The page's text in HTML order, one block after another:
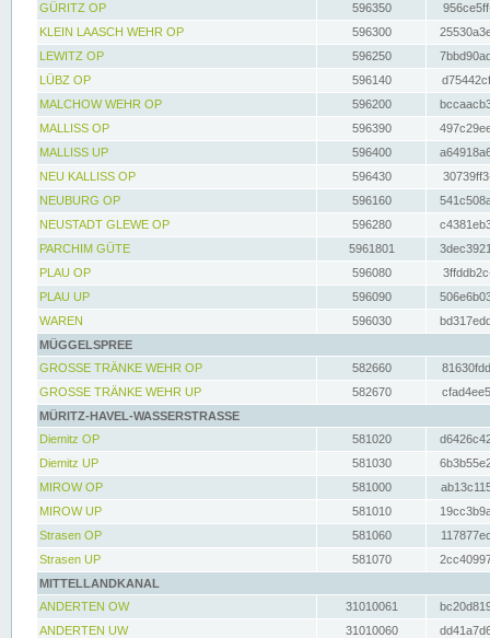
GÜRITZ OP
596350
KLEIN LAASCH WEHR OP
596300
LEWITZ OP
596250
LÜBZ OP
596140
MALCHOW WEHR OP
596200
MALLISS OP
596390
MALLISS UP
596400
NEU KALLISS OP
596430
NEUBURG OP
596160
NEUSTADT GLEWE OP
596280
PARCHIM GÜTE
5961801
PLAU OP
596080
PLAU UP
596090
WAREN
596030
MÜGGELSPREE
GROSSE TRÄNKE WEHR OP
582660
GROSSE TRÄNKE WEHR UP
582670
MÜRITZ-HAVEL-WASSERSTRASSE
Diemitz OP
581020
Diemitz UP
581030
MIROW OP
581000
MIROW UP
581010
Strasen OP
581060
Strasen UP
581070
MITTELLANDKANAL
ANDERTEN OW
31010061
ANDERTEN UW
31010060